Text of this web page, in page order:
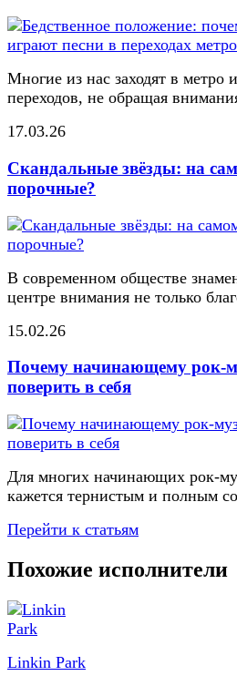
Многие из нас заходят в метро
переходов, не обращая
17.03.26
Скандальные звёзды: на
порочные?
В современном обществе
центре внимания не только
15.02.26
Почему начинающему рок-
поверить в себя
Для многих начинающих рок-
кажется тернистым и полным
Перейти к статьям
Похожие исполнители
Linkin Park